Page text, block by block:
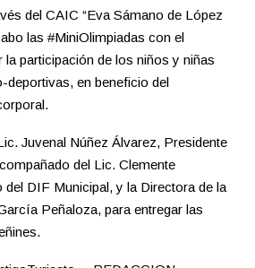
del CAIC “Eva Sámano de López
las #MiniOlimpiadas con el
participación de los niños y niñas
en beneficio del
Juvenal Núñez Álvarez, Presidente
del Lic. Clemente
del DIF Municipal, y la Directora de la
Peñaloza, para entregar las